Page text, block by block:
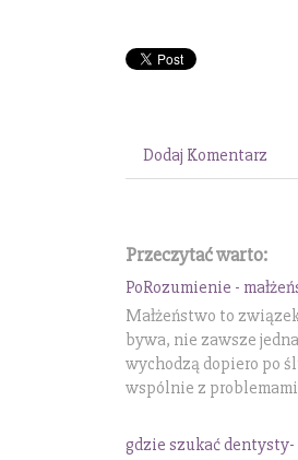
Dodaj Komentarz
Przeczytać warto:
PoRozumienie -
Małżeństwo to
bywa, nie zawsze
wychodzą dopiero po
wspólnie z
gdzie szukać